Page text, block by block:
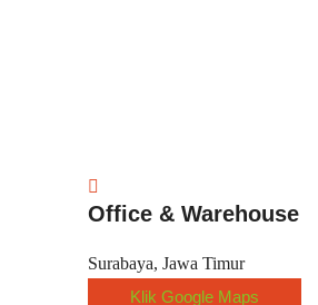
Office & Warehouse
Surabaya, Jawa Timur
Klik Google Maps